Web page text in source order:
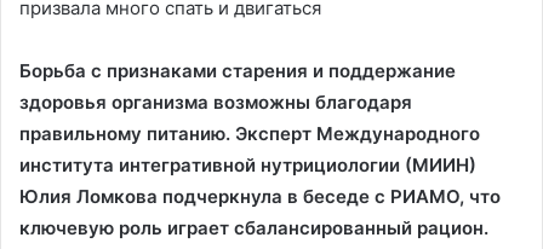
Борьба с признаками старения и поддержание
здоровья организма возможны благодаря
правильному питанию. Эксперт Международного
института интегративной нутрициологии (МИИН)
Юлия Ломкова подчеркнула в беседе с РИАМО, что
ключевую роль играет сбалансированный рацион.